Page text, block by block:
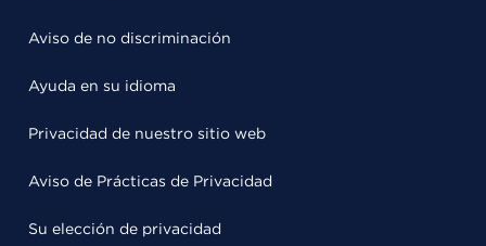
Aviso de no discriminación
Ayuda en su idioma
Privacidad de nuestro sitio web
Aviso de Prácticas de Privacidad
Su elección de privacidad